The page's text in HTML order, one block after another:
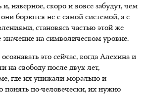
наверное, скоро и вовсе забудут, чем
борются не с самой системой, а с
становясь частью этой же
значение на символическом уровне.
это сейчас, когда Алехина и
на свободу после двух лет,
где их унижали морально и
по-человечески, их нужно